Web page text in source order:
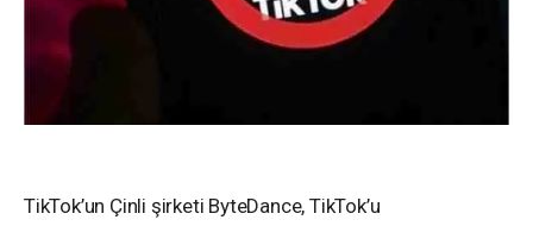
TikTok’un Çinli şirketi ByteDance, TikTok’u